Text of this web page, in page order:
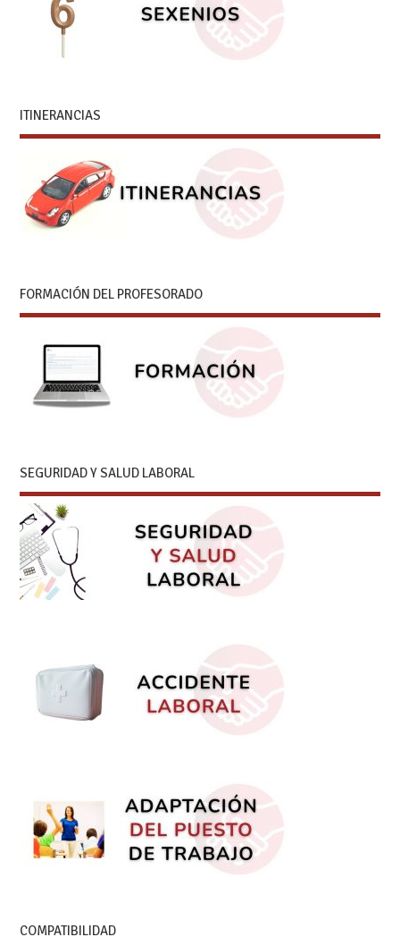
ITINERANCIAS
FORMACIÓN DEL PROFESORADO
SEGURIDAD Y SALUD LABORAL
COMPATIBILIDAD